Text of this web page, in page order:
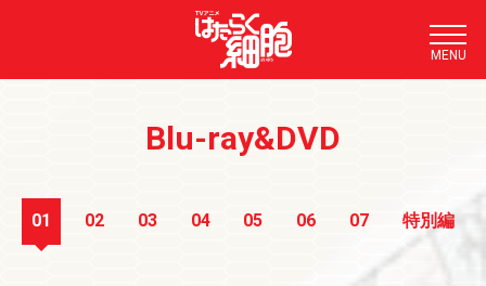
NEWS
Blu-ray&DVD
01 02 03 04 05 06 07 特別編